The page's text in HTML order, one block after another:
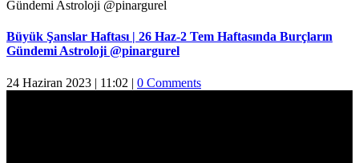
Büyük Şanslar Haftası | 26 Haz-2 Tem Haftasında Burçların
Gündemi Astroloji @pinargurel
24 Haziran 2023 | 11:02 | 0 Comments